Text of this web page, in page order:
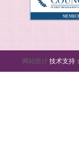
网站统计 技术支持